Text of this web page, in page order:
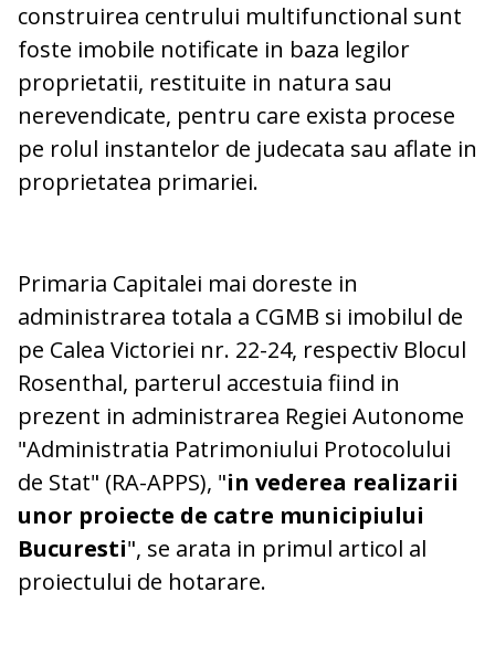
construirea centrului multifunctional sunt
foste imobile notificate in baza legilor
proprietatii, restituite in natura sau
nerevendicate, pentru care exista procese
pe rolul instantelor de judecata sau aflate in
proprietatea primariei.
Primaria Capitalei mai doreste in
administrarea totala a CGMB si imobilul de
pe Calea Victoriei nr. 22-24, respectiv Blocul
Rosenthal, parterul accestuia fiind in
prezent in administrarea Regiei Autonome
"Administratia Patrimoniului Protocolului
de Stat" (RA-APPS), "in vederea realizarii
unor proiecte de catre municipiului
Bucuresti", se arata in primul articol al
proiectului de hotarare.